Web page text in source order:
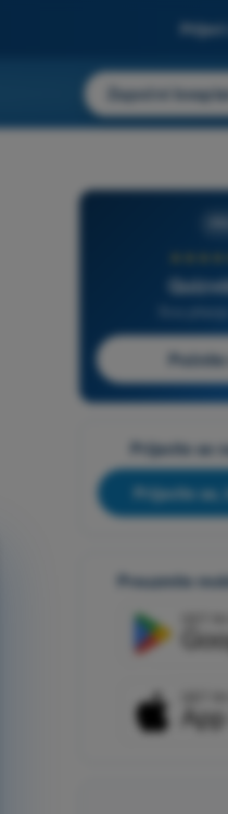
Započni
Prijavite se
Prijavite
Preuzmite